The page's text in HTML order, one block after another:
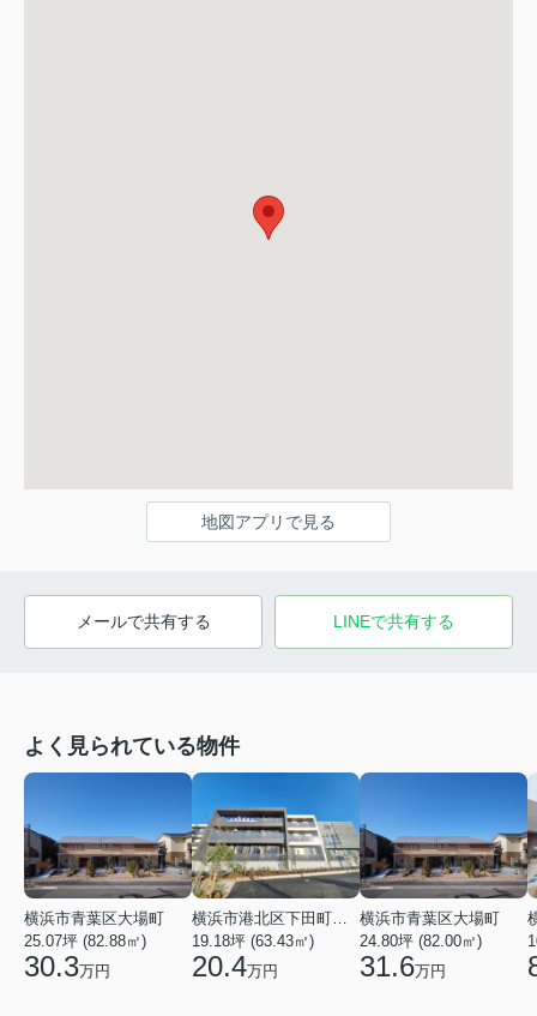
地図アプリで見る
メールで共有する LINEで共有する
よく見られている物件
横浜市青葉区大場町
25.07坪 (82.88㎡)
30.3万円
19.18坪 (63.43㎡)
20.4万円
横浜市青葉区大場町
24.80坪 (82.00㎡)
31.6万円